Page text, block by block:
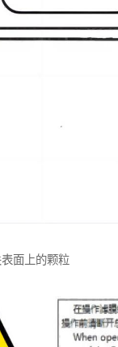
面上的颗粒